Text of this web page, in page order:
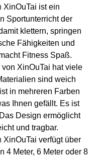
XinOuTai ist ein
Sportunterricht der
klettern, springen
Fähigkeiten und
Fitness Spaß.
XinOuTai hat viele
sind weich
in mehreren Farben
Ihnen gefällt. Es ist
Design ermöglicht
und tragbar.
verfügt über
4 Meter, 6 Meter oder 8